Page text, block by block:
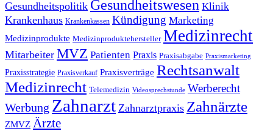
Gesundheitspolitik Gesundheitswesen Klinik
Krankenhaus Krankenkassen Kündigung Marketing
Medizinprodukte Medizinproduktehersteller Medizinrecht
Mitarbeiter MVZ Patienten Praxis Praxisabgabe Praxismarketing
Praxisstrategie Praxisverkauf Praxisverträge Rechtsanwalt
Medizinrecht Telemedizin Videosprechstunde Werberecht
Werbung Zahnarzt Zahnarztpraxis Zahnärzte
ZMVZ Ärzte